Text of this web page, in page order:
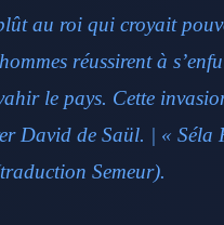
au roi qui croyait
réussirent à
le pays. Cette
David de Saül. | « Séla
Semeur).